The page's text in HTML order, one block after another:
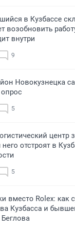
в Кузбассе
возобновить
внутри
9
Новокузнецка
5
центр
отстроят в
5
вместо Rolex: как
Кузбасса и